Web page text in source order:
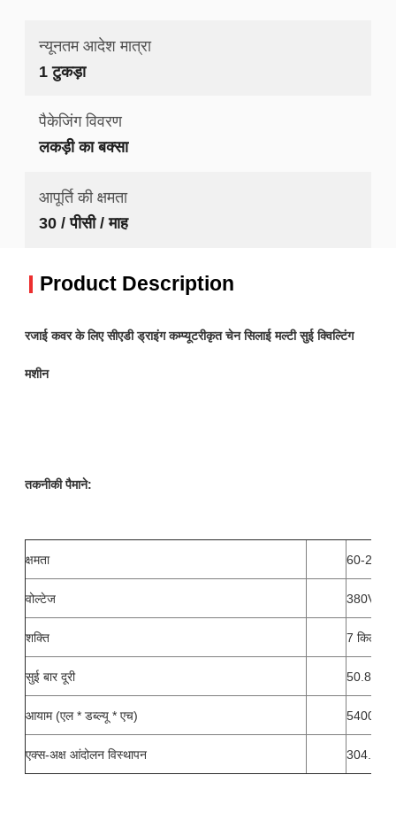
न्यूनतम आदेश मात्रा
1 टुकड़ा
पैकेजिंग विवरण
लकड़ी का बक्सा
आपूर्ति की क्षमता
30 / पीसी / माह
Product Description
रजाई कवर के लिए सीएडी ड्राइंग कम्प्यूटरीकृत चेन सिलाई मल्टी सुई क्विल्टिंग
मशीन
तकनीकी पैमाने:
क्षमता 60-230
वोल्टेज 380V/
शक्ति 7 किलोवाट
सुई बार दूरी 50.8,
आयाम (एल * डब्ल्यू * एच)
एक्स-अक्ष आंदोलन विस्थापन 304.8